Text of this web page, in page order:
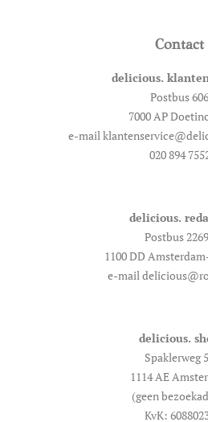
Contact
delicious.
Postbus 606
7000 AP
e-mail
020 894
delicious.
Postbus
1100 DD
e-mail
delicious.
Spaklerweg
1114 AE
(geen
KvK: